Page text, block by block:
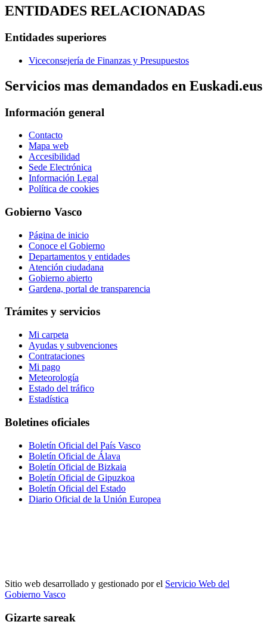
ENTIDADES RELACIONADAS
Entidades superiores
Viceconsejería de Finanzas y Presupuestos
Servicios mas demandados en Euskadi.eus
Información general
Contacto
Mapa web
Accesibilidad
Sede Electrónica
Información Legal
Política de cookies
Gobierno Vasco
Página de inicio
Conoce el Gobierno
Departamentos y entidades
Atención ciudadana
Gobierno abierto
Gardena, portal de transparencia
Trámites y servicios
Mi carpeta
Ayudas y subvenciones
Contrataciones
Mi pago
Meteorología
Estado del tráfico
Estadística
Boletines oficiales
Boletín Oficial del País Vasco
Boletín Oficial de Álava
Boletín Oficial de Bizkaia
Boletín Oficial de Gipuzkoa
Boletín Oficial del Estado
Diario Oficial de la Unión Europea
Sitio web desarrollado y gestionado por el Servicio Web del
Gobierno Vasco
Gizarte sareak